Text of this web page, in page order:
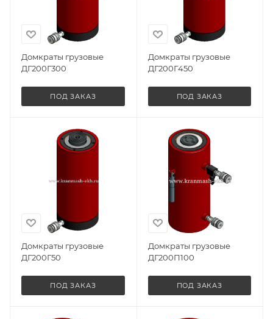
Домкраты грузовые
ДГ200Г300
ПОД ЗАКАЗ
Домкраты грузовые
ДГ200Г450
ПОД ЗАКАЗ
Домкраты грузовые
ДГ200Г50
ПОД ЗАКАЗ
Домкраты грузовые
ДГ200П100
ПОД ЗАКАЗ